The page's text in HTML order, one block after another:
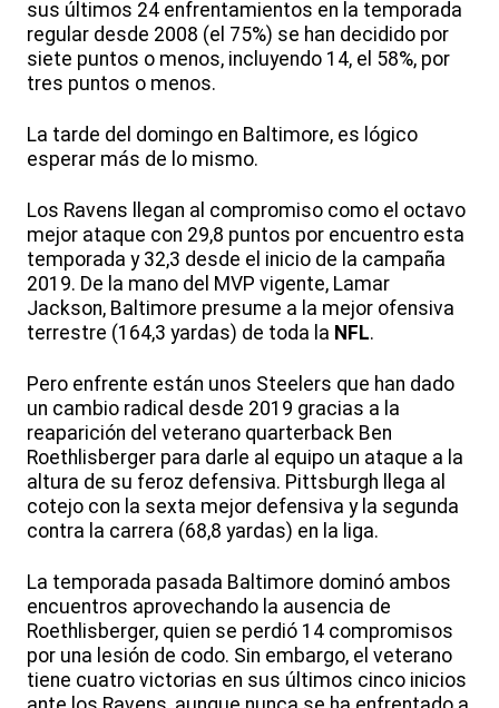
sus últimos 24 enfrentamientos en la temporada
regular desde 2008 (el 75%) se han decidido por
siete puntos o menos, incluyendo 14, el 58%, por
tres puntos o menos.
La tarde del domingo en Baltimore, es lógico
esperar más de lo mismo.
Los Ravens llegan al compromiso como el octavo
mejor ataque con 29,8 puntos por encuentro esta
temporada y 32,3 desde el inicio de la campaña
2019. De la mano del MVP vigente, Lamar
Jackson, Baltimore presume a la mejor ofensiva
terrestre (164,3 yardas) de toda la NFL.
Pero enfrente están unos Steelers que han dado
un cambio radical desde 2019 gracias a la
reaparición del veterano quarterback Ben
Roethlisberger para darle al equipo un ataque a la
altura de su feroz defensiva. Pittsburgh llega al
cotejo con la sexta mejor defensiva y la segunda
contra la carrera (68,8 yardas) en la liga.
La temporada pasada Baltimore dominó ambos
encuentros aprovechando la ausencia de
Roethlisberger, quien se perdió 14 compromisos
por una lesión de codo. Sin embargo, el veterano
tiene cuatro victorias en sus últimos cinco inicios